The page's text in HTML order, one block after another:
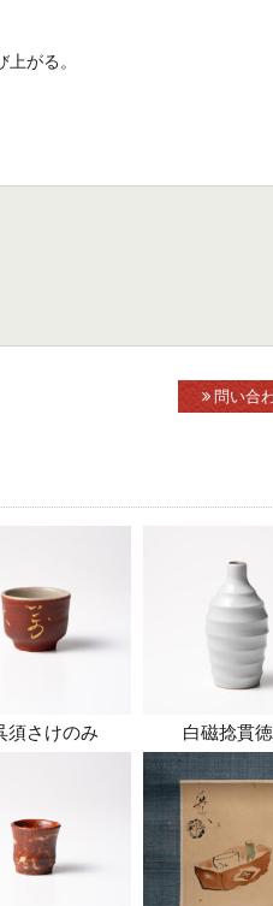
がる。
問い合
須さけのみ 白磁捻貫徳